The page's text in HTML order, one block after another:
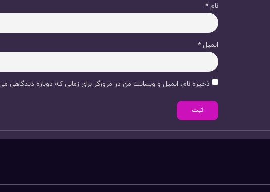
نام *
ایمیل *
ذخیره نام، ایمیل و وبسایت من در مرورگر برای زمانی که دوباره دیدگاهی